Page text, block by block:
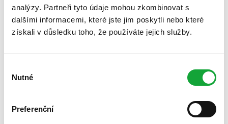
analýzy. Partneři tyto údaje mohou zkombinovat s
dalšími informacemi, které jste jim poskytli nebo které
získali v důsledku toho, že používáte jejich služby.
souhlasu
Nutné
Preferenční